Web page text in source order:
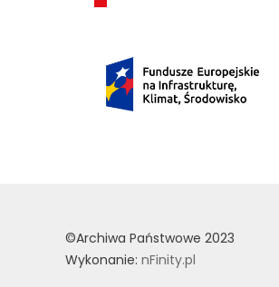
©Archiwa Państwowe 2023
Wykonanie: nFinity.pl